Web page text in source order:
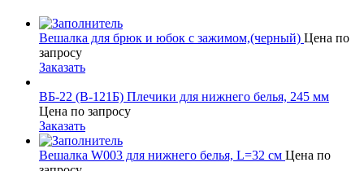
Вешалка для брюк и юбок с зажимом,(черный) Цена по
запросу
Заказать
ВБ-22 (В-121Б) Плечики для нижнего белья, 245 мм
Цена по запросу
Заказать
Вешалка W003 для нижнего белья, L=32 см Цена по